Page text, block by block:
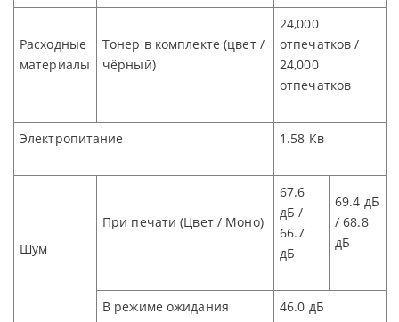
Расходные
материалы
Тонер в комплекте (цвет /
чёрный)
24,000
отпечатков/
24,000
отпечатков
Электропитание 1.58 Кв
Шум
При печати (Цвет / Моно)
67.6
дБ/
66.7
дБ
69.4 дБ
/ 68.8
дБ
В режиме ожидания 46.0 дБ